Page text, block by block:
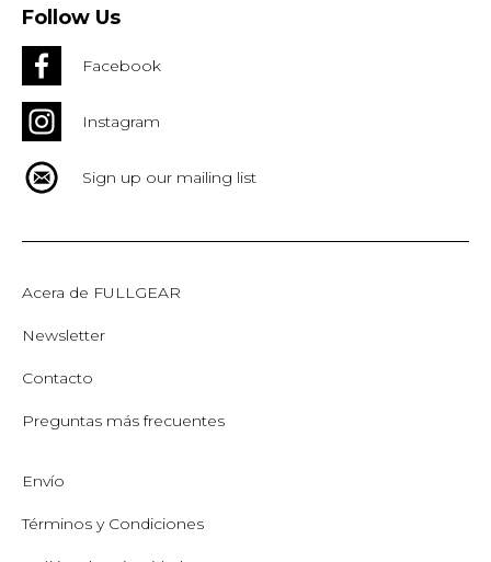
Follow Us
Facebook
Instagram
Sign up our mailing list
Acera de FULLGEAR
Newsletter
Contacto
Preguntas más frecuentes
Envío
Términos y Condiciones